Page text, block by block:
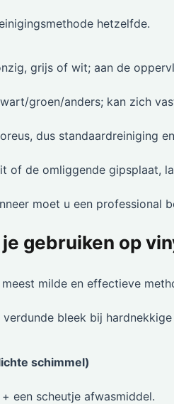
hetzelfde.
grijs of wit; aan de
groen/anders; kan zich
dus standaardreiniging
of de omliggende gipsplaat,
moet u een professional
gebruiken op
milde en effectieve
bleek bij hardnekkige
schimmel)
een scheutje afwasmiddel.